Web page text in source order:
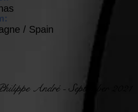
/ Spain
André - September 2021